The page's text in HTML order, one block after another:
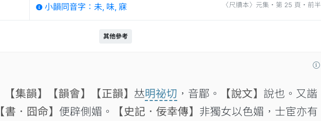
〈尺牘本〉元集‧第 25 頁‧前半
小韻同音字：未, 味, 寐
其他參考
【集韻】 【韻會】 【正韻】 𠀤明祕切 ，音郿。 【說文】 說也。又諧
【書．囧命】 便辟側媚。 【史記．佞幸傳】 非獨女以色媚，士宦亦有